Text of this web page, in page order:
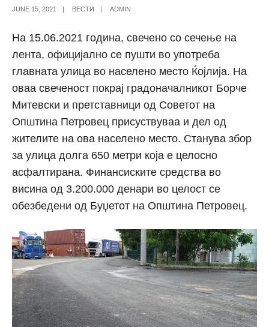
JUNE 15, 2021 ВЕСТИ ADMIN
На 15.06.2021 година, свечено со сечење на
лента, официјално се пушти во употреба
главната улица во населено место Ќојлија. На
оваа свеченост покрај градоначалникот Борче
Митевски и претставници од Советот на
Општина Петровец присуствуваа и дел од
жителите на ова населено место. Станува збор
за улица долга 650 метри која е целосно
асфалтирана. Финансиските средства во
висина од 3.200.000 денари во целост се
обезбедени од Буџетот на Општина Петровец.